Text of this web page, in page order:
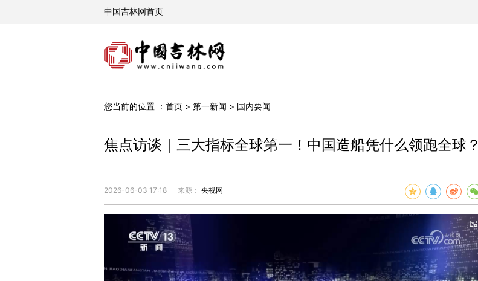
您当前的位置 ： 首页 > 第一新闻 > 国内要闻
焦点访谈｜三大指标全球第一！中国造船凭什么领跑全球？
2026-06-03 17:18 来源： 央视网